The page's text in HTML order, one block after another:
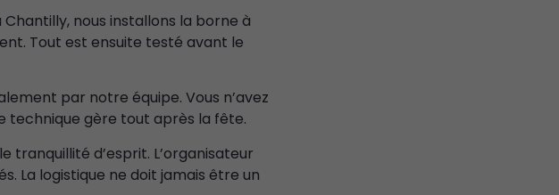
nous installons la borne à
Tout est ensuite testé avant le
par notre équipe. Vous n’avez
technique gère tout après la fête.
d’esprit. L’organisateur
La logistique ne doit jamais être un